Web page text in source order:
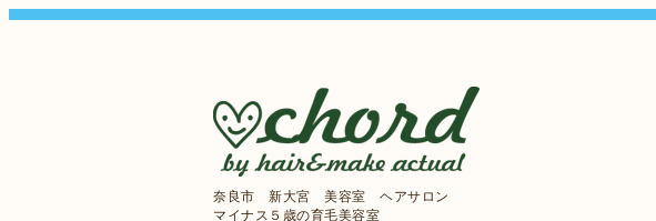
奈良市 新大宮 美容室 ヘアサロン
マイナス５歳の育毛美容室